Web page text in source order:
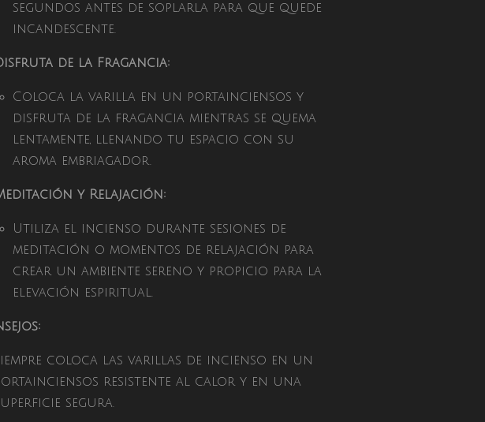
segundos antes de soplarla para que quede
incandescente.
de la Fragancia:
Coloca la varilla en un portainciensos y
disfruta de la fragancia mientras se quema
lentamente, llenando tu espacio con su
aroma embriagador.
y Relajación:
Utiliza el incienso durante sesiones de
meditación o momentos de relajación para
crear un ambiente sereno y propicio para la
elevación espiritual.
coloca las varillas de incienso en un
resistente al calor y en una
segura.